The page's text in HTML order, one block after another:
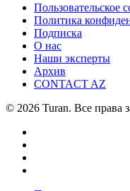
Пользовательское
Политика
Подписка
О нас
Наши эксперты
Архив
CONTACT AZ
© 2026 Turan. Все права